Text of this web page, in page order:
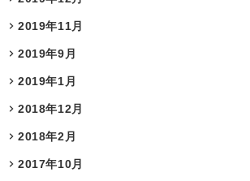
2019年11月
2019年9月
2019年1月
2018年12月
2018年2月
2017年10月